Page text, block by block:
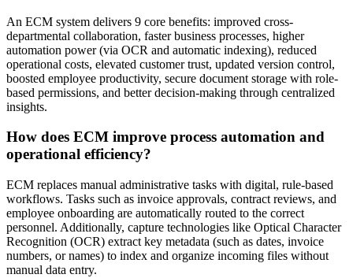
An ECM system delivers 9 core benefits: improved cross-
departmental collaboration, faster business processes, higher
automation power (via OCR and automatic indexing), reduced
operational costs, elevated customer trust, updated version control,
boosted employee productivity, secure document storage with role-
based permissions, and better decision-making through centralized
insights.
How does ECM improve process automation and
operational efficiency?
ECM replaces manual administrative tasks with digital, rule-based
workflows. Tasks such as invoice approvals, contract reviews, and
employee onboarding are automatically routed to the correct
personnel. Additionally, capture technologies like Optical Character
Recognition (OCR) extract key metadata (such as dates, invoice
numbers, or names) to index and organize incoming files without
manual data entry.